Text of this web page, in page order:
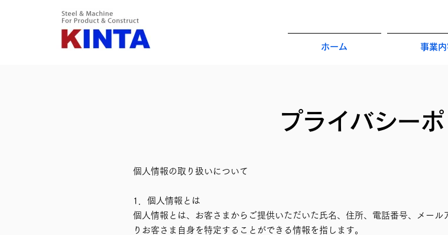
ホーム 事業内
プライバシー
個人情報の取り扱いについて
1．個人情報とは
個人情報とは、お客さまからご提供いただいた氏名、住所、電話番号、メー
りお客さま自身を特定することができる情報を指します。